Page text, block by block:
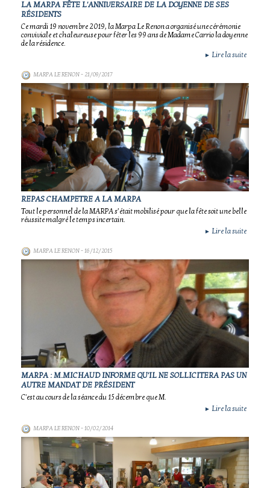
LA MARPA FÊTE L'ANNIVERSAIRE DE LA DOYENNE DE SES
RÉSIDENTS
Ce mardi 19 novembre 2019, la Marpa Le Renon a organisé une cérémonie
conviviale et chaleureuse pour fêter les 99 ans de Madame Carrio la doyenne
de la résidence.
► Lire la suite
MARPA LE RENON- 21/09/2017
REPAS CHAMPETRE A LA MARPA
Tout le personnel de la MARPA s’était mobilisé pour que la fête soit une belle
réussite malgré le temps incertain.
► Lire la suite
MARPA LE RENON- 16/12/2015
MARPA : M.MICHAUD INFORME QU'IL NE SOLLICITERA PAS UN
AUTRE MANDAT DE PRÉSIDENT
C'est au cours de la séance du 15 décembre que M.
► Lire la suite
MARPA LE RENON- 10/02/2014